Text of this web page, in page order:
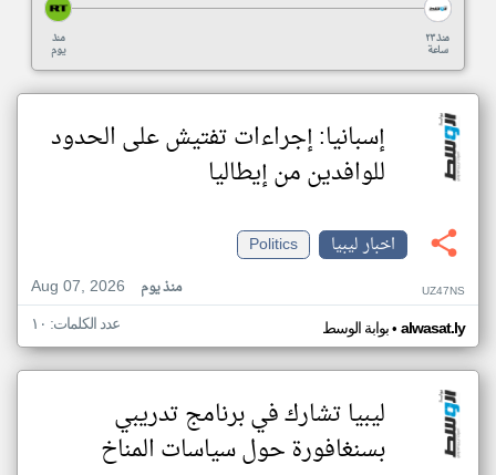
منذ
يوم
منذ ٢٣
ساعة
إسبانيا: إجراءات تفتيش على الحدود
للوافدين من إيطاليا
اخبار ليبيا
Politics
Aug 07, 2026
منذ يوم UZ47NS
بوابة الوسط• alwasat.ly عدد الكلمات: ١٠
ليبيا تشارك في برنامج تدريبي
بسنغافورة حول سياسات المناخ